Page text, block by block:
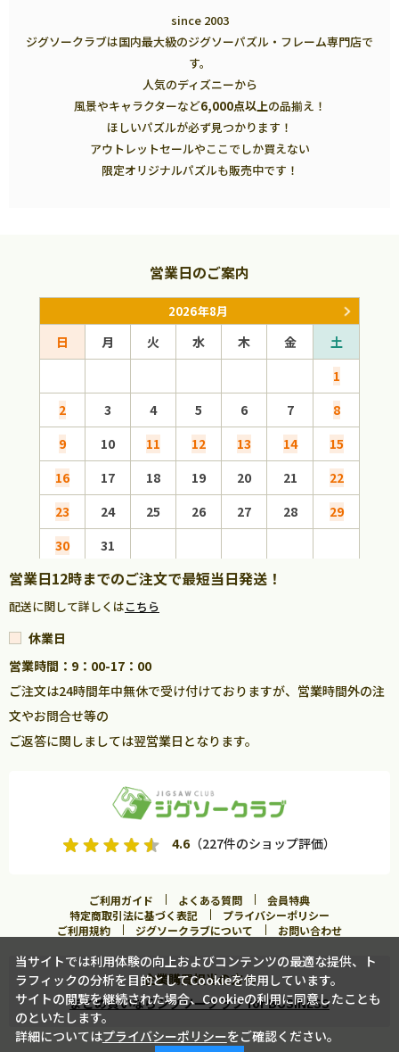
since 2003
ジグソークラブは国内最大級のジグソーパズル・フレーム専門店で
す。
人気のディズニーから
風景やキャラクターなど6,000点以上の品揃え！
ほしいパズルが必ず見つかります！
アウトレットセールやここでしか買えない
限定オリジナルパズルも販売中です！
営業日のご案内
2026年8月
日 月 火 水 木 金
土
1
2
3 4 5 6 7
8
9
10 11 12 13 14
15
16
17 18 19 20 21
22
23
24 25 26 27 28
29
30
31
営業日12時までのご注文で最短当日発送！
配送に関して詳しくはこちら
休業日
営業時間：9：00-17：00
ご注文は24時間年中無休で受け付けておりますが、営業時間外の注
文やお問合せ等の
ご返答に関しましては翌営業日となります。
4.6（227件のショップ評価）
ご利用ガイド よくある質問
会員特典
特定商取引法に基づく表記
プライバシーポリシー
ご利用規約
ジグソークラブについて お問い合わせ
企業購買担当の方へ
まとめ買いならジグソークラブ for BUSINESS
当サイトでは利用体験の向上およびコンテンツの最適な提供、ト
ラフィックの分析を目的としてCookieを使用しています。
サイトの閲覧を継続された場合、Cookieの利用に同意したことも
のといたします。
詳細についてはプライバシーポリシーをご確認ください。